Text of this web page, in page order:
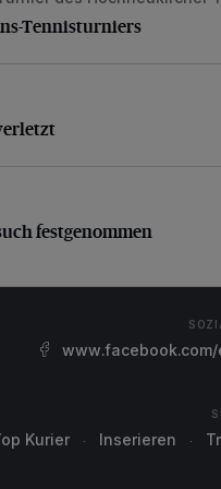
Tennisturniers
festgenommen
festgenommen
Kurier Inserieren